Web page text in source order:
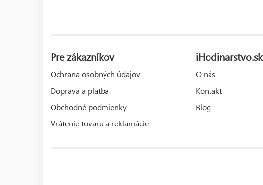
Pre zákazníkov
Ochrana osobných údajov
Doprava a platba
Obchodné podmienky
Vrátenie tovaru a reklamácie
iHodinarstvo.sk
O nás
Kontakt
Blog